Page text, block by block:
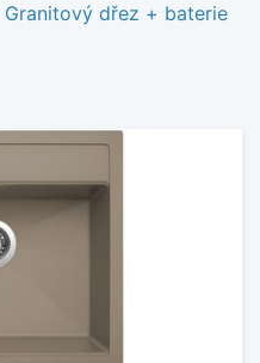
Granitový dřez + baterie